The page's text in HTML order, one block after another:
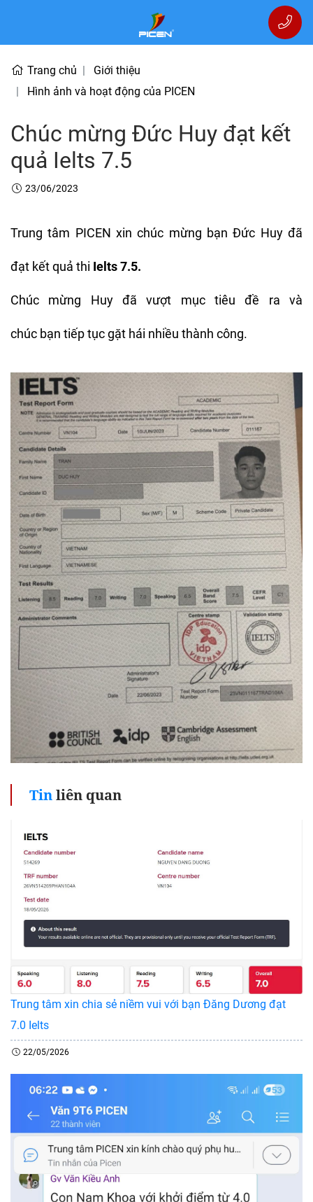
Trang chủ
Giới thiệu
Hình ảnh và hoạt động của PICEN
Chúc mừng Đức Huy đạt kết
quả Ielts 7.5
23/06/2023
Trung tâm PICEN xin chúc mừng bạn Đức Huy đã
đạt kết quả thi Ielts 7.5.
Chúc mừng Huy đã vượt mục tiêu đề ra và
chúc bạn tiếp tục gặt hái nhiều thành công.
Tinliên quan
Trung tâm xin chia sẻ niềm vui với bạn Đăng Dương đạt
7.0 Ielts
22/05/2026